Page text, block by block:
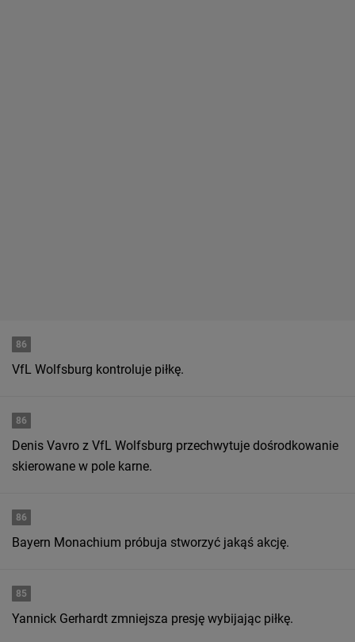
86
VfL Wolfsburg kontroluje piłkę.
86
Denis Vavro z VfL Wolfsburg przechwytuje dośrodkowanie
skierowane w pole karne.
86
Bayern Monachium próbuja stworzyć jakąś akcję.
85
Yannick Gerhardt zmniejsza presję wybijając piłkę.